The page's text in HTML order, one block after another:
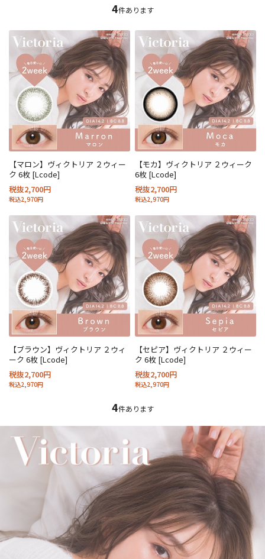
4件あります
【マロン】ヴィクトリア ２ウィー
ク 6枚 [Lcode]
税抜2,700円
税込2,970円
【モカ】ヴィクトリア ２ウィーク
6枚 [Lcode]
税抜2,700円
税込2,970円
【ブラウン】ヴィクトリア ２ウィ
ーク 6枚 [Lcode]
税抜2,700円
税込2,970円
【セピア】ヴィクトリア ２ウィー
ク 6枚 [Lcode]
税抜2,700円
税込2,970円
4件あります